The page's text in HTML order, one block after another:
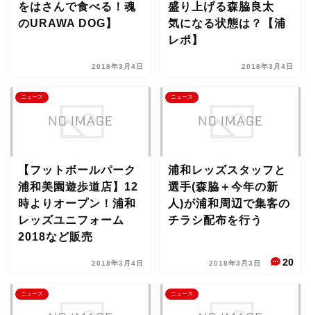
をはさんで食べる！魂
のURAWA DOG】
2018年3月4日
盛り上げる森脇良太
気になる状態は？【浦
レポ】
2018年3月4日
ニュース
【フットボールパーク
浦和美園遊歩道店】12
時よりオープン！浦和
レッズユニフォーム
2018など販売
2018年3月4日
ニュース
浦和レッズスタッフと
選手(森脇＋今年の新
人)が浦和周辺で集客の
チラシ配布を行う
2018年3月3日 20
ニュース ニュース